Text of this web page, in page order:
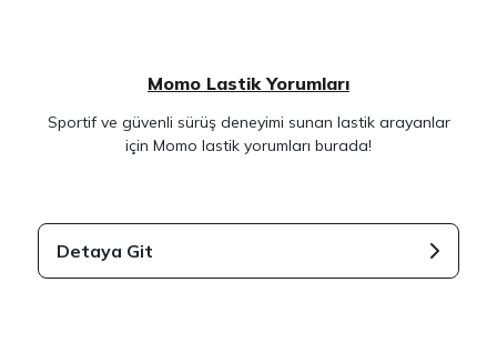
Momo Lastik Yorumları
Sportif ve güvenli sürüş deneyimi sunan lastik arayanlar
için Momo lastik yorumları burada!
Detaya Git